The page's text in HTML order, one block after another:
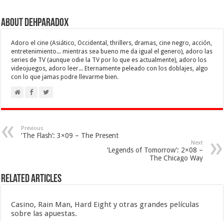
About Dehparadox
Adoro el cine (Asiático, Occidental, thrillers, dramas, cine negro, acción,
entretenimiento... mientras sea bueno me da igual el genero), adoro las
series de TV (aunque odie la TV por lo que es actualmente), adoro los
videojuegos, adoro leer... Eternamente peleado con los doblajes, algo
con lo que jamas podre llevarme bien.
Previous
‘The Flash’: 3×09 – The Present
Next
‘Legends of Tomorrow’: 2×08 –
The Chicago Way
Related Articles
Casino, Rain Man, Hard Eight y otras grandes películas
sobre las apuestas.